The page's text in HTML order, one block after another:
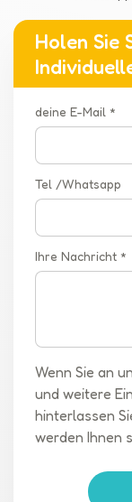
Holen Sie
deine E-Mail *
Tel /Whatsapp
Ihre Nachricht *
Wenn Sie an
und weitere
hinterlassen
werden Ihnen